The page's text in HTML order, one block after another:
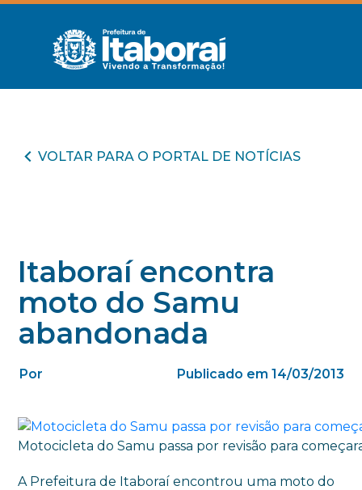
VOLTAR PARA O PORTAL DE NOTÍCIAS
Itaboraí encontra
moto do Samu
abandonada
Por Publicado em 14/03/2013
Motocicleta do Samu passa por revisão para
A Prefeitura de Itaboraí encontrou uma moto do